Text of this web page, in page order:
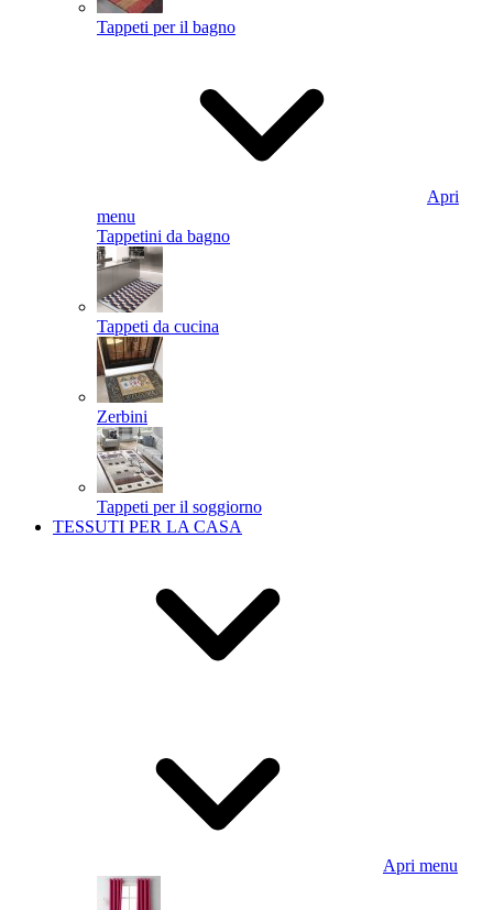
Tappeti per il bagno
Apri
menu
Tappetini da bagno
Tappeti da cucina
Zerbini
Tappeti per il soggiorno
TESSUTI PER LA CASA
Apri menu